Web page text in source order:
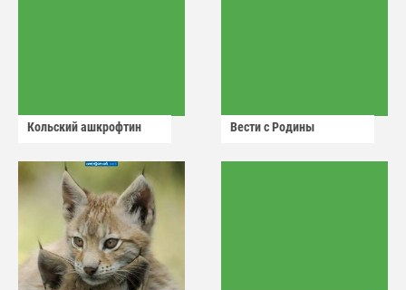
Кольский ашкрофтин Вести с Родины